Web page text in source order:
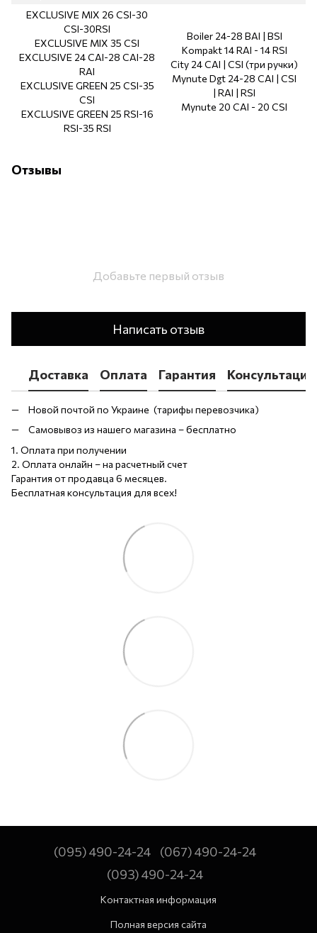
EXCLUSIVE MIX 26 CSI-30
CSI-30RSI
EXCLUSIVE MIX 35 CSI
EXCLUSIVE 24 CAI-28 CAI-28
RAI
EXCLUSIVE GREEN 25 CSI-35
CSI
EXCLUSIVE GREEN 25 RSI-16
RSI-35 RSI
Boiler 24-28 BAI | BSI
Kompakt 14 RAI - 14 RSI
City 24 CAI | CSI (три ручки)
Mynute Dgt 24-28 CAI | CSI
| RAI | RSI
Mynute 20 CAI - 20 CSI
Отзывы
Добавьте первый отзыв
Написать отзыв
Доставка Оплата Гарантия Консультация
Новой почтой по Украине (тарифы перевозчика)
Самовывоз из нашего магазина – бесплатно
1. Оплата при получении
2. Оплата онлайн – на расчетный счет
Гарантия от продавца 6 месяцев.
Бесплатная консультация для всех!
(095) 490-24-24
(067) 490-24-24
(093) 490-24-24
Контактная информация
Полная версия сайта